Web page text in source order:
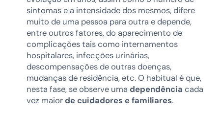
sintomas e a intensidade dos mesmos, difere
muito de uma pessoa para outra e depende,
entre outros fatores, do aparecimento de
complicações tais como internamentos
hospitalares, infecções urinárias,
descompensações de outras doenças,
mudanças de residência, etc. O habitual é que,
nesta fase, se observe uma dependênciacada
vez maior de cuidadores e familiares.